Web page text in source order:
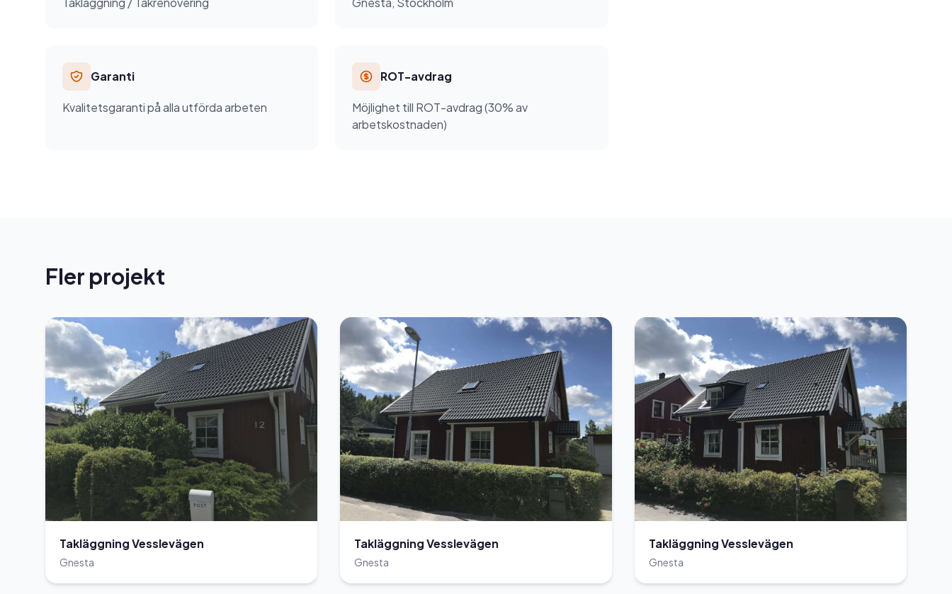
Garanti
Kvalitetsgaranti på alla utförda arbeten
ROT-avdrag
Möjlighet till ROT-avdrag (30% av
arbetskostnaden)
Fler projekt
Takläggning Vesslevägen
Gnesta
Takläggning Vesslevägen
Gnesta
Takläggning Vesslevägen
Gnesta